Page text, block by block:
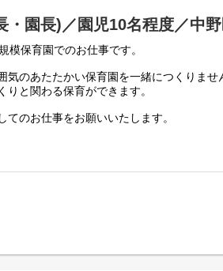
・園長)／園児10名程度／中
模保育園でのお仕事です。
気のあたたかい保育園を一緒につくりませ
りと関わる保育ができます。
てのお仕事をお願いいたします。
あるので安心です。